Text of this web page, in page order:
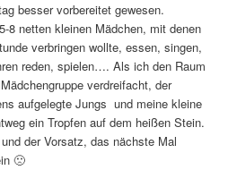
besser vorbereitet gewesen.
8 netten kleinen Mädchen, mit denen
verbringen wollte, essen, singen,
reden, spielen…. Als ich den Raum
verdreifacht, der
aufgelegte Jungs und meine kleine
ein Tropfen auf dem heißen Stein.
der Vorsatz, das nächste Mal
🙁